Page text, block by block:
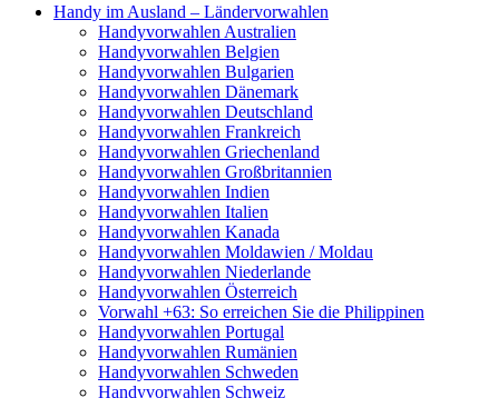
Handy im Ausland – Ländervorwahlen
Handyvorwahlen Australien
Handyvorwahlen Belgien
Handyvorwahlen Bulgarien
Handyvorwahlen Dänemark
Handyvorwahlen Deutschland
Handyvorwahlen Frankreich
Handyvorwahlen Griechenland
Handyvorwahlen Großbritannien
Handyvorwahlen Indien
Handyvorwahlen Italien
Handyvorwahlen Kanada
Handyvorwahlen Moldawien / Moldau
Handyvorwahlen Niederlande
Handyvorwahlen Österreich
Vorwahl +63: So erreichen Sie die Philippinen
Handyvorwahlen Portugal
Handyvorwahlen Rumänien
Handyvorwahlen Schweden
Handyvorwahlen Schweiz